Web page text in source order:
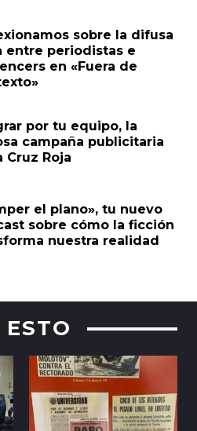
sobre la difusa
entre periodistas e
en «Fuera de
por tu equipo, la
campaña publicitaria
Cruz Roja
el plano», tu nuevo
sobre cómo la ficción
nuestra realidad